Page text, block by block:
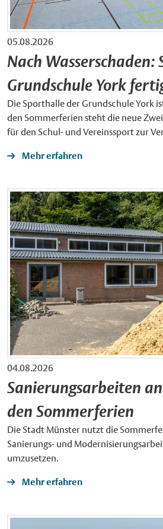
05.08.2026
Nach
Grundschule York
Die Sporthalle der Grundschule York
den Sommerferien steht die neue
für den Schul- und Vereinssport zur
Mehr erfahren
04.08.2026
Sanierungsarbeiten
den Sommerferien
Die Stadt Münster nutzt die
Sanierungs- und
umzusetzen.
Mehr erfahren